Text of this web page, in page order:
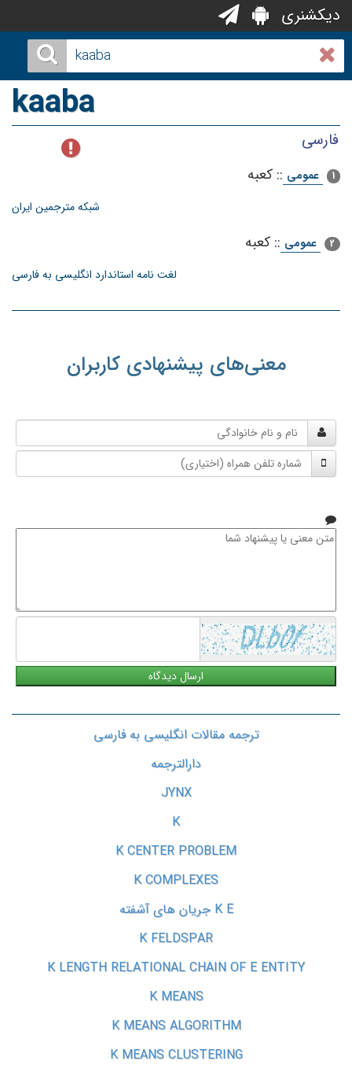
دیکشنری
kaaba
فارسی
1 عمومی :: کعبه
شبکه مترجمین ایران
2 عمومی :: كعبه‌
لغت نامه استاندارد انگلیسی به فارسی
معنی‌های پیشنهادی کاربران
و
نام
خانوادگی
شماره
تلفن
متن
ترجمه مقالات انگلیسی به فارسی
دارالترجمه
JYNX
K
K CENTER PROBLEM
K COMPLEXES
K E جریان های آشفته
K FELDSPAR
K LENGTH RELATIONAL CHAIN OF E ENTITY
K MEANS
K MEANS ALGORITHM
K MEANS CLUSTERING